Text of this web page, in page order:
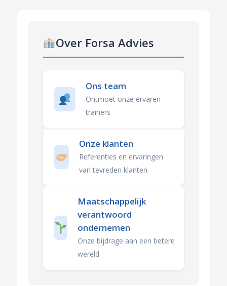
Over Forsa Advies
Ons team
Ontmoet onze ervaren
trainers
Onze klanten
Referenties en ervaringen
van tevreden klanten
Maatschappelijk
verantwoord
ondernemen
Onze bijdrage aan een betere
wereld